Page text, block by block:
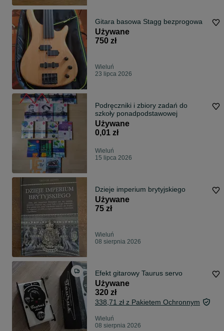
Gitara basowa Stagg bezprogowa
Używane
750 zł
Wieluń
23 lipca 2026
Podręczniki i zbiory zadań do
szkoły ponadpodstawowej
Używane
0,01 zł
Wieluń
15 lipca 2026
Dzieje imperium brytyjskiego
Używane
75 zł
Wieluń
08 sierpnia 2026
Efekt gitarowy Taurus servo
Używane
320 zł
338,71 zł z Pakietem Ochronnym
Wieluń
08 sierpnia 2026